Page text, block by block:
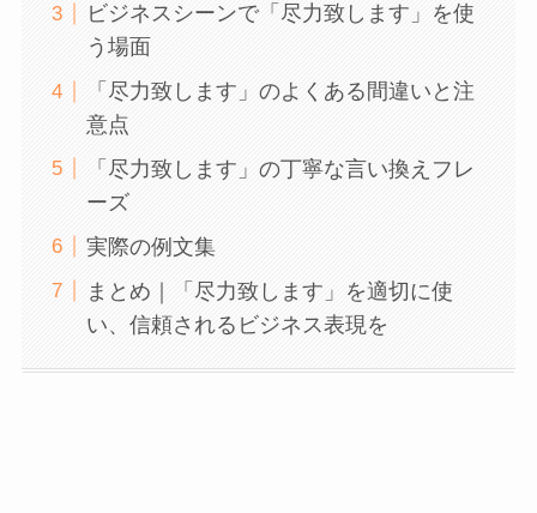
ビジネスシーンで「尽力致します」を使
う場面
「尽力致します」のよくある間違いと注
意点
「尽力致します」の丁寧な言い換えフレ
ーズ
実際の例文集
まとめ｜「尽力致します」を適切に使
い、信頼されるビジネス表現を